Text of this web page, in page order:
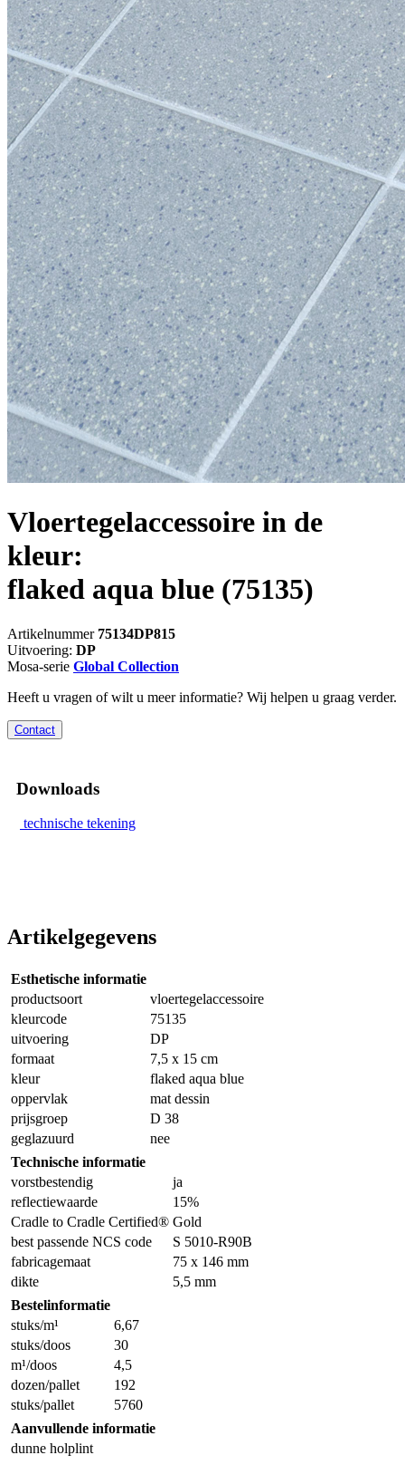
Vloertegelaccessoire in de
kleur:
flaked aqua blue (75135)
Artikelnummer 75134DP815
Uitvoering: DP
Mosa-serie Global Collection
Heeft u vragen of wilt u meer informatie? Wij helpen u graag verder.
Contact
Downloads
technische tekening
Artikelgegevens
Esthetische informatie
productsoort
vloertegelaccessoire
kleurcode
75135
uitvoering
DP
formaat
7,5 x 15 cm
kleur
flaked aqua blue
oppervlak
mat dessin
prijsgroep
D 38
geglazuurd
nee
Technische informatie
vorstbestendig
ja
reflectiewaarde
15%
Cradle to Cradle Certified® Gold
best passende NCS code
S 5010-R90B
fabricagemaat
75 x 146 mm
dikte
5,5 mm
Bestelinformatie
stuks/m¹
6,67
stuks/doos
30
m¹/doos
4,5
dozen/pallet
192
stuks/pallet
5760
Aanvullende informatie
dunne holplint